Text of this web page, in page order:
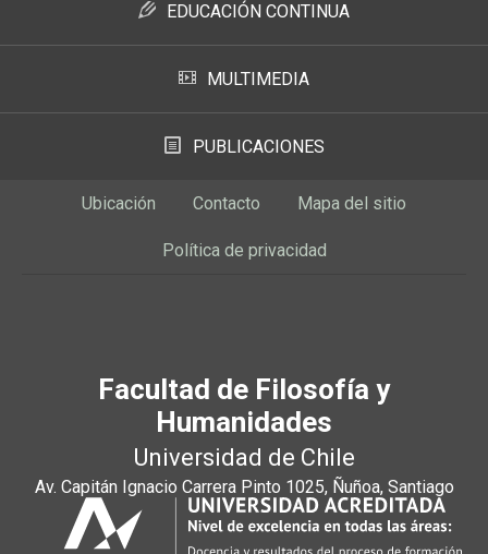
EDUCACIÓN CONTINUA
MULTIMEDIA
PUBLICACIONES
Ubicación Contacto Mapa del sitio
Política de privacidad
Facultad de Filosofía y
Humanidades
Universidad de Chile
Av. Capitán Ignacio Carrera Pinto 1025, Ñuñoa, Santiago